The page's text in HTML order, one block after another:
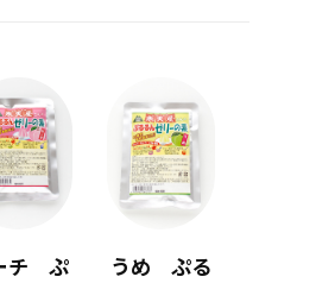
チ ぷ
うめ ぷる